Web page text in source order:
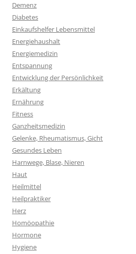
Demenz
Diabetes
Einkaufshelfer Lebensmittel
Energiehaushalt
Energiemedizin
Entspannung
Entwicklung der Persönlichkeit
Erkältung
Ernährung
Fitness
Ganzheitsmedizin
Gelenke, Rheumatismus, Gicht
Gesundes Leben
Harnwege, Blase, Nieren
Haut
Heilmittel
Heilpraktiker
Herz
Homöopathie
Hormone
Hygiene